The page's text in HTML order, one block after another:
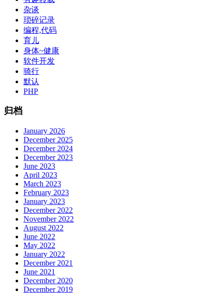
杂谈
琐碎记录
编程,代码
育儿
身体~健康
软件开发
骑行
默认
PHP
归档
January 2026
December 2025
December 2024
December 2023
June 2023
April 2023
March 2023
February 2023
January 2023
December 2022
November 2022
August 2022
June 2022
May 2022
January 2022
December 2021
June 2021
December 2020
December 2019